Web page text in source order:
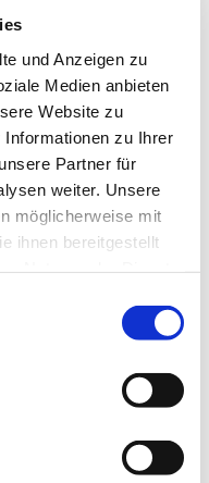
und Anzeigen zu
Medien anbieten
Website zu
zu Ihrer
Partner für
weiter. Unsere
möglicherweise mit
ihnen bereitgestellt
der Umrüstung
unter
und Investitionskosten
und Emissionen